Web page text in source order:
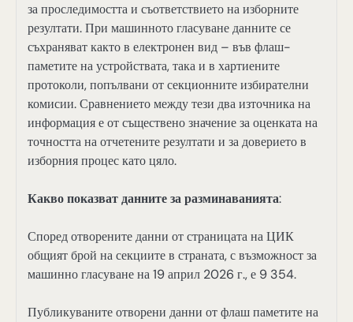
за проследимостта и съответствието на изборните
резултати. При машинното гласуване данните се
съхраняват както в електронен вид – във флаш-
паметите на устройствата, така и в хартиените
протоколи, попълвани от секционните избирателни
комисии. Сравнението между тези два източника на
информация е от съществено значение за оценката на
точността на отчетените резултати и за доверието в
изборния процес като цяло.
Какво показват данните за разминаванията:
Според отворените данни от страницата на ЦИК
общият брой на секциите в страната, с възможност за
машинно гласуване на 19 април 2026 г., е 9 354.
Публикуваните отворени данни от флаш паметите на